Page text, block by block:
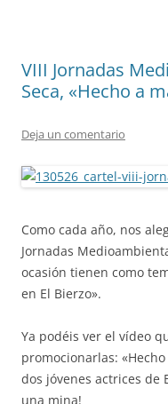
VIII Jornadas
Seca, «Hecho a
Deja un comentario
Como cada año, nos
Jornadas
ocasión tienen como
en El Bierzo».
Ya podéis ver el vídeo
promocionarlas:
dos jóvenes actrices de
una mina!